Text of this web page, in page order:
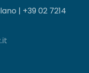
| +39 02 7214